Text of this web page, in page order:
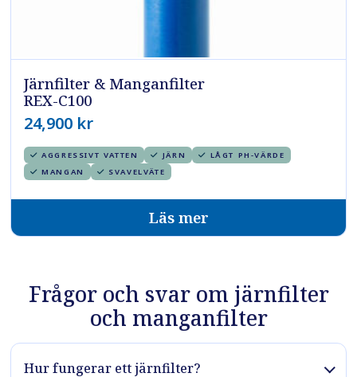
Järnfilter & Manganfilter
REX-C100
24,900 kr
AGGRESSIVT VATTEN JÄRN
LÅGT PH-VÄRDE
MANGAN
SVAVELVÄTE
Läs mer
Frågor och svar om järnfilter
och manganfilter
Hur fungerar ett järnfilter?